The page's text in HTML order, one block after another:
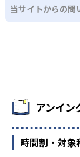
当サイトからの問
アンイン
時間割・対象